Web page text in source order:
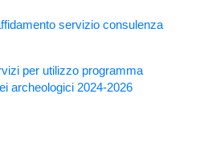
servizio consulenza
per utilizzo programma
archeologici 2024-2026